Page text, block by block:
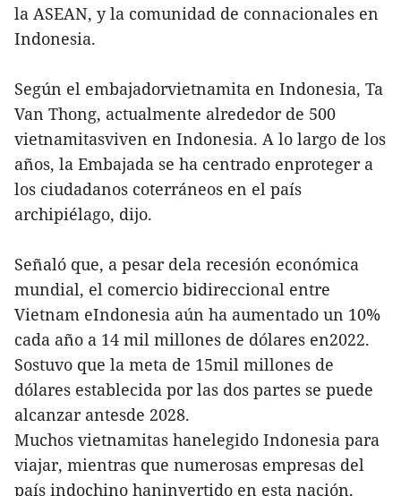
la ASEAN, y la comunidad de connacionales en
Indonesia.
Según el embajadorvietnamita en Indonesia, Ta
Van Thong, actualmente alrededor de 500
vietnamitasviven en Indonesia. A lo largo de los
años, la Embajada se ha centrado enproteger a
los ciudadanos coterráneos en el país
archipiélago, dijo.
Señaló que, a pesar dela recesión económica
mundial, el comercio bidireccional entre
Vietnam eIndonesia aún ha aumentado un 10%
cada año a 14 mil millones de dólares en2022.
Sostuvo que la meta de 15mil millones de
dólares establecida por las dos partes se puede
alcanzar antesde 2028.
Muchos vietnamitas hanelegido Indonesia para
viajar, mientras que numerosas empresas del
país indochino haninvertido en esta nación,